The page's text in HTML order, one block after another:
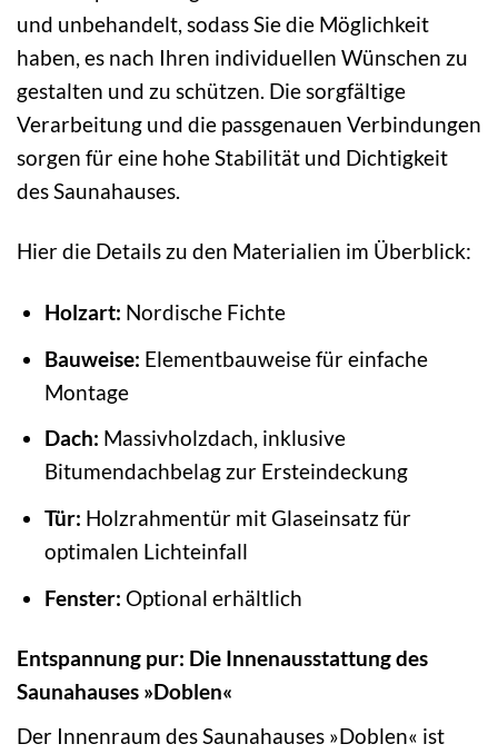
und unbehandelt, sodass Sie die Möglichkeit
haben, es nach Ihren individuellen Wünschen zu
gestalten und zu schützen. Die sorgfältige
Verarbeitung und die passgenauen Verbindungen
sorgen für eine hohe Stabilität und Dichtigkeit
des Saunahauses.
Hier die Details zu den Materialien im Überblick:
Holzart: Nordische Fichte
Bauweise: Elementbauweise für einfache
Montage
Dach: Massivholzdach, inklusive
Bitumendachbelag zur Ersteindeckung
Tür: Holzrahmentür mit Glaseinsatz für
optimalen Lichteinfall
Fenster: Optional erhältlich
Entspannung pur: Die Innenausstattung des
Saunahauses »Doblen«
Der Innenraum des Saunahauses »Doblen« ist